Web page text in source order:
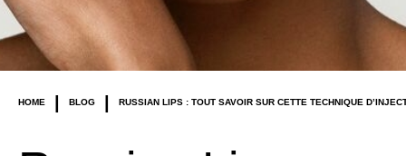
HOME BLOG RUSSIAN LIPS : TOUT SAVOIR SUR CETTE TECHNIQUE